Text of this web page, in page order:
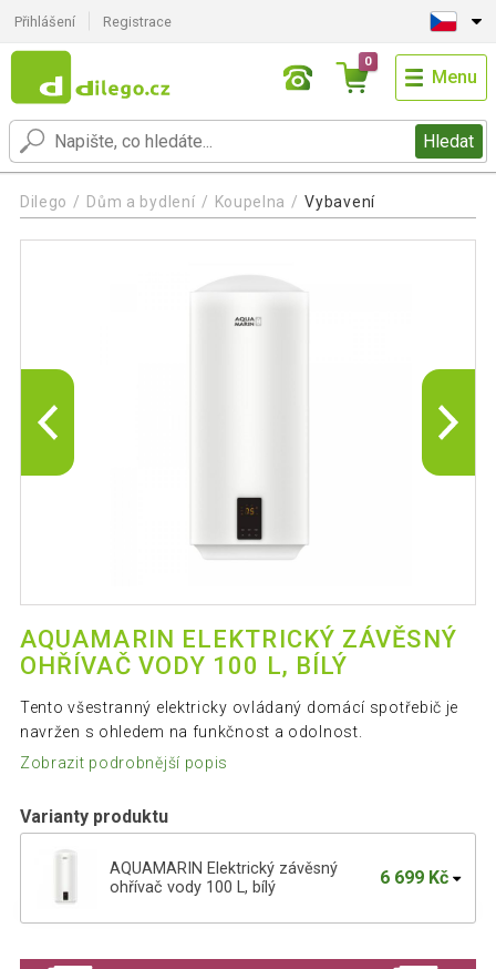
Přihlášení Registrace
Hledat
0
Menu
Dilego Dům a bydlení Koupelna Vybavení
AQUAMARIN ELEKTRICKÝ ZÁVĚSNÝ
OHŘÍVAČ VODY 100 L, BÍLÝ
Tento všestranný elektricky ovládaný domácí spotřebič je
navržen s ohledem na funkčnost a odolnost.
Zobrazit podrobnější popis
Varianty produktu
AQUAMARIN Elektrický závěsný
ohřívač vody 100 L, bílý
6 699 Kč
2 kW